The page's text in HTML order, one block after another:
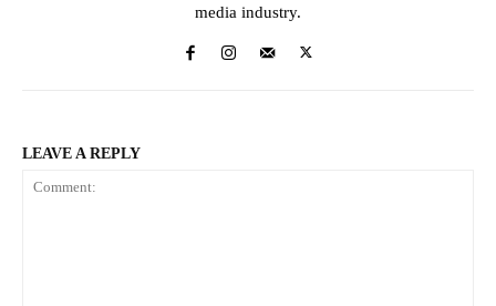
media industry.
LEAVE A REPLY